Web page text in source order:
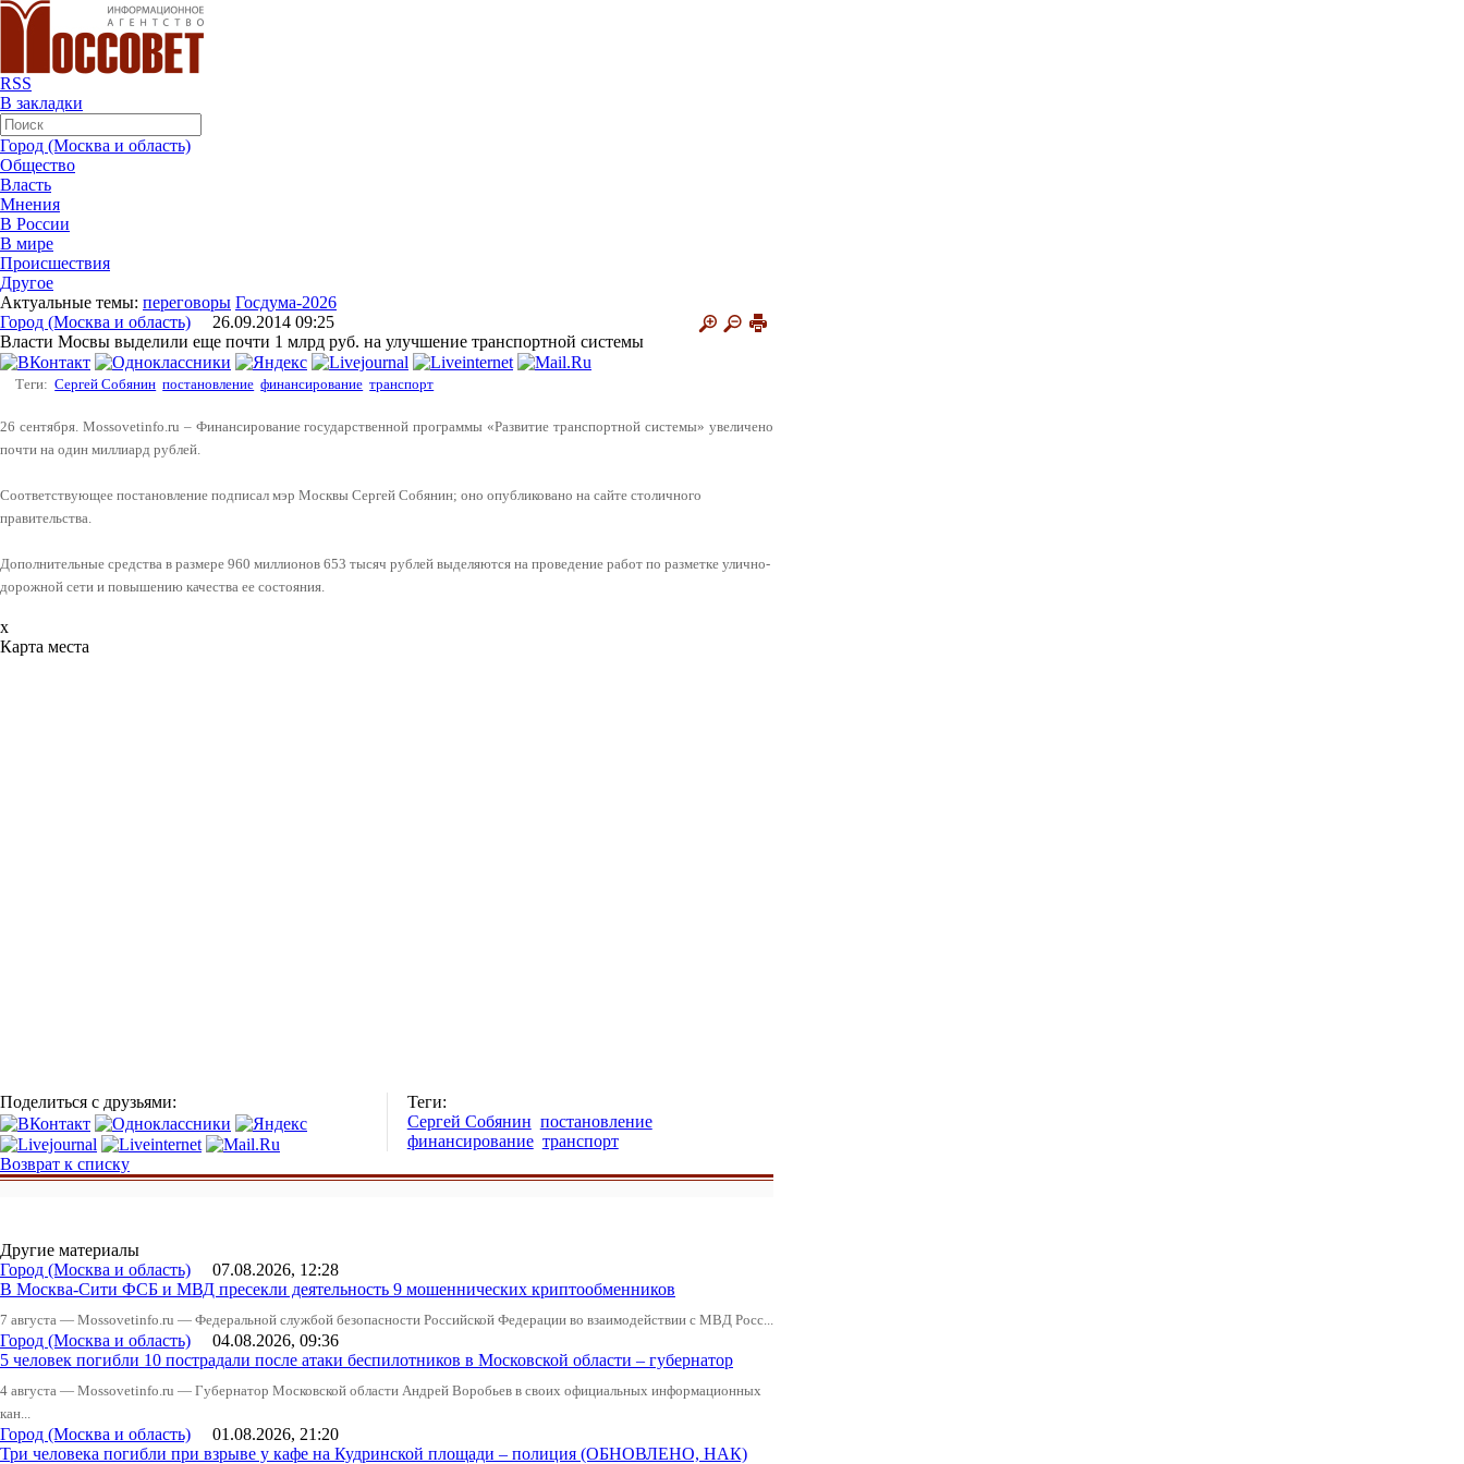
RSS
В закладки
Город (Москва и область)
Общество
Власть
Мнения
В России
В мире
Происшествия
Другое
Актуальные темы: переговоры Госдума-2026
Город (Москва и область) 26.09.2014 09:25
Власти Мосвы выделили еще почти 1 млрд руб. на улучшение транспортной системы
Теги: Сергей Собянин постановление финансирование транспорт
26 сентября. Mossovetinfo.ru – Финансирование государственной программы «Развитие транспортной системы» увеличено
почти на один миллиард рублей.
Соответствующее постановление подписал мэр Москвы Сергей Собянин; оно опубликовано на сайте столичного
правительства.
Дополнительные средства в размере 960 миллионов 653 тысяч рублей выделяются на проведение работ по разметке улично-
дорожной сети и повышению качества ее состояния.
x
Карта места
Поделиться с друзьями:
Теги:
Сергей Собянин постановление
финансирование транспорт
Возврат к списку
Другие материалы
Город (Москва и область) 07.08.2026, 12:28
В Москва-Сити ФСБ и МВД пресекли деятельность 9 мошеннических криптообменников
7 августа — Mossovetinfo.ru — Федеральной службой безопасности Российской Федерации во взаимодействии с МВД Росс...
Город (Москва и область) 04.08.2026, 09:36
5 человек погибли 10 пострадали после атаки беспилотников в Московской области – губернатор
4 августа — Mossovetinfo.ru — Губернатор Московской области Андрей Воробьев в своих официальных информационных
кан...
Город (Москва и область) 01.08.2026, 21:20
Три человека погибли при взрыве у кафе на Кудринской площади – полиция (ОБНОВЛЕНО, НАК)